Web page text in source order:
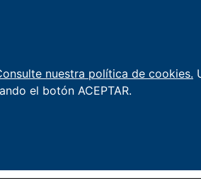
nuestra política de cookies.
el botón ACEPTAR.